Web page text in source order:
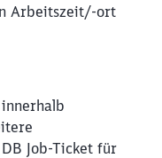
Arbeitszeit/-ort
Job-Ticket für